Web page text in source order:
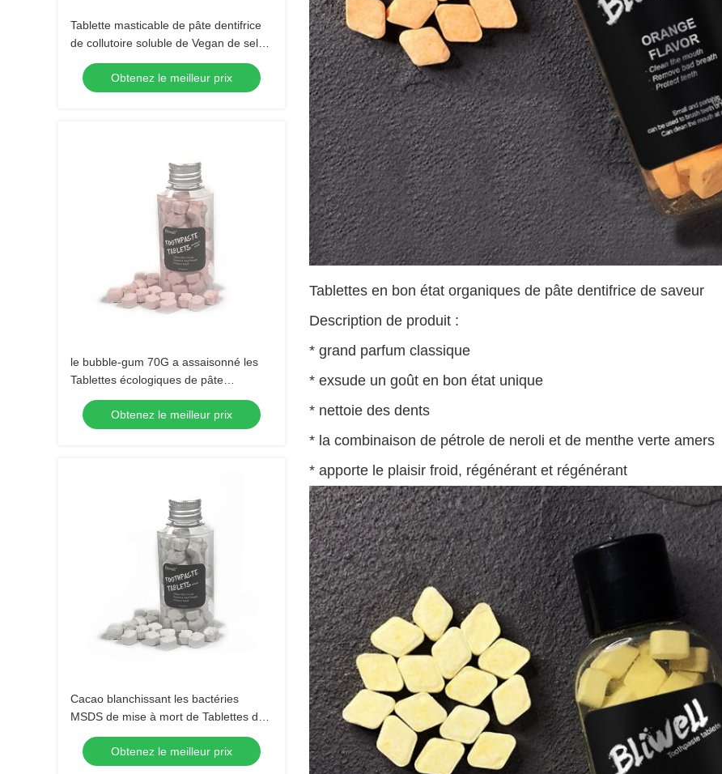
Tablette masticable de pâte dentifrice
de collutoire soluble de Vegan de sel
de mer pour le nettoyage de dents
Obtenez le meilleur prix
le bubble-gum 70G a assaisonné les
Tablettes écologiques de pâte
dentifrice pour les dents sensibles
Obtenez le meilleur prix
Cacao blanchissant les bactéries
MSDS de mise à mort de Tablettes de
pâte dentifrice de marque de
distributeurObtenez le meilleur prix
Tablettes en bon état organiques de pâte dentifrice de saveur
Description de produit :
* grand parfum classique
* exsude un goût en bon état unique
* nettoie des dents
* la combinaison de pétrole de neroli et de menthe verte amers
* apporte le plaisir froid, régénérant et régénérant